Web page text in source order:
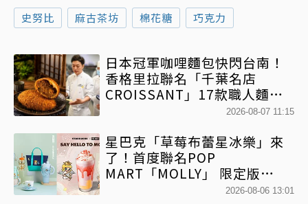
史努比 麻古茶坊 棉花糖 巧克力
日本冠軍咖哩麵包快閃台南！
香格里拉聯名「千葉名店
CROISSANT」17款職人麵包
2026-08-07 11:15
星巴克「草莓布蕾星冰樂」來
了！首度聯名POP
MART「MOLLY」 限定版
「MOLLYｘBearista小熊杯」
2026-08-06 13:01